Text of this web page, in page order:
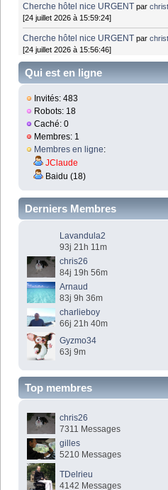
Cherche hôtel nice URGENT par
[24 juillet 2026 à 15:59:24]
Cherche hôtel nice URGENT par
[24 juillet 2026 à 15:56:46]
Qui est en ligne
Invités: 483
Robots: 18
Caché: 0
Membres: 1
Membres en ligne:
JClaude
Baidu (18)
Derniers Membres
Lavandula2
93j 21h 11m
chris26
84j 19h 56m
Arnaud
83j 9h 36m
charlieboy
66j 21h 40m
Gyzmo34
63j 9m
Top membres
chris26
7311 Messages
gilles
5210 Messages
TDelrieu
4142 Messages